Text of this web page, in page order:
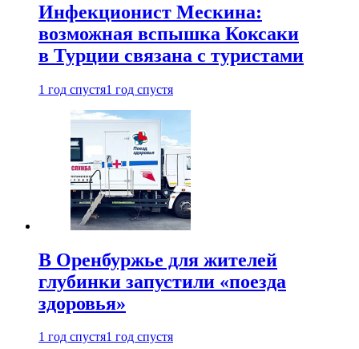
Инфекционист Мескина:
возможная вспышка Коксаки
в Турции связана с туристами
1 год спустя1 год спустя
В Оренбуржье для жителей
глубинки запустили «поезда
здоровья»
1 год спустя1 год спустя